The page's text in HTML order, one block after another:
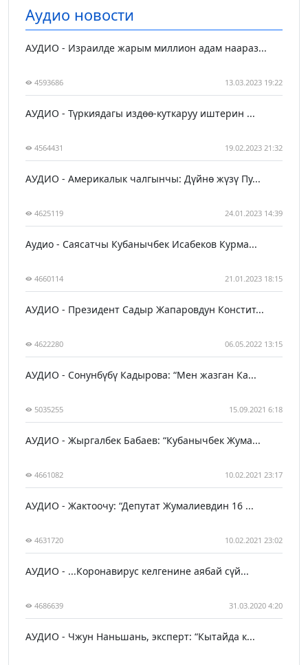
Аудио новости
АУДИО - Израилде жарым миллион адам наараз...
4593686 13.03.2023 19:22
АУДИО - Түркиядагы издөө-куткаруу иштерин ...
4564431 19.02.2023 21:32
АУДИО - Америкалык чалгынчы: Дүйнө жүзү Пу...
4625119 24.01.2023 14:39
Аудио - Саясатчы Кубанычбек Исабеков Курма...
4660114 21.01.2023 18:15
АУДИО - Президент Садыр Жапаровдун Констит...
4622280 06.05.2022 13:15
АУДИО - Сонунбүбү Кадырова: “Мен жазган Ка...
5035255 15.09.2021 6:18
АУДИО - Жыргалбек Бабаев: “Кубанычбек Жума...
4661082 10.02.2021 23:17
АУДИО - Жактоочу: “Депутат Жумалиевдин 16 ...
4631720 10.02.2021 23:02
АУДИО - ...Коронавирус келгенине аябай сүй...
4686639 31.03.2020 4:20
АУДИО - Чжун Наньшань, эксперт: “Кытайда к...